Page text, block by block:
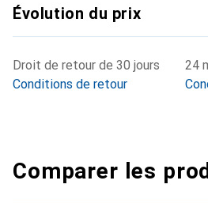
Évolution du prix
Droit de retour de 30 jours
Conditions de retour
24
Comparer les